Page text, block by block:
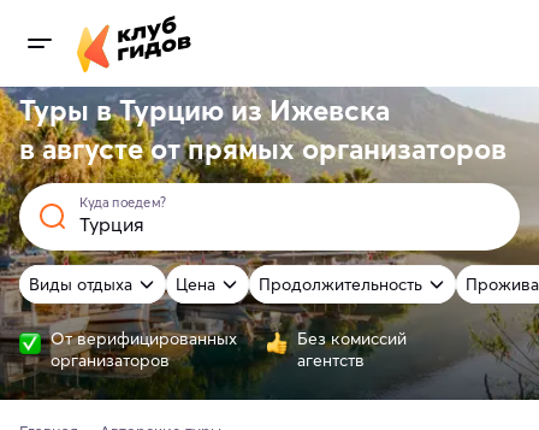
Туры в Турцию из Ижевска
в августе отпрямыхорганизаторов
Куда поедем?
Виды отдыха Цена Продолжительность
От верифицированных
организаторов
Без комиссий
агентств